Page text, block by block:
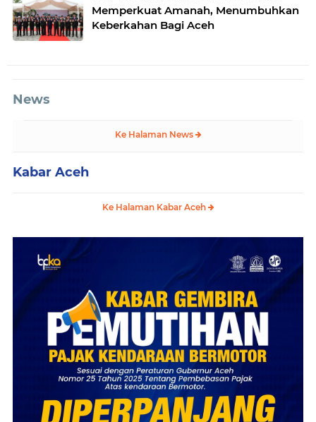
Memperkuat Amanah, Menumbuhkan
Keberkahan Bagi Aceh
News
Ke Halaman News
Kabar Aceh
Ke Halaman Kabar Aceh